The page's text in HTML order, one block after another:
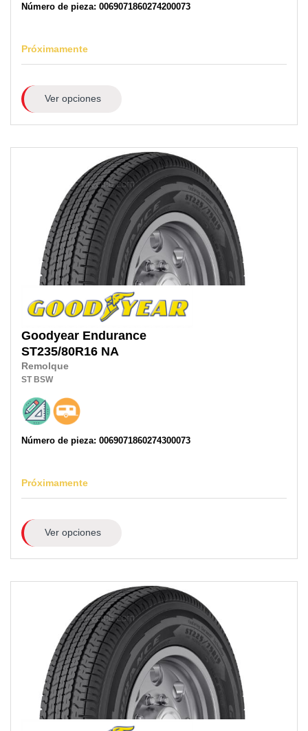
Número de pieza: 0069071860274200073
Próximamente
Ver opciones
Goodyear Endurance
ST235/80R16 NA
Remolque
ST BSW
Número de pieza: 0069071860274300073
Próximamente
Ver opciones